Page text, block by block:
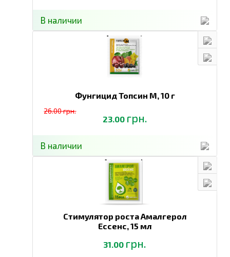
В наличии
Фунгицид Топсин М,10 г
23.00 грн.
26.00 грн.
В наличии
Стимулятор роста Амалгерол
Ессенс,15 мл
31.00 грн.